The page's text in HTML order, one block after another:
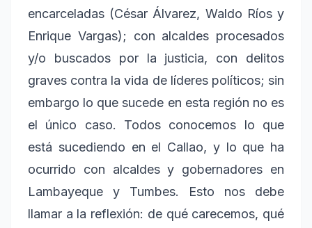
encarceladas (César Álvarez, Waldo Ríos y
Enrique Vargas); con alcaldes procesados
y/o buscados por la justicia, con delitos
graves contra la vida de líderes políticos; sin
embargo lo que sucede en esta región no es
el único caso. Todos conocemos lo que
está sucediendo en el Callao, y lo que ha
ocurrido con alcaldes y gobernadores en
Lambayeque y Tumbes. Esto nos debe
llamar a la reflexión: de qué carecemos, qué